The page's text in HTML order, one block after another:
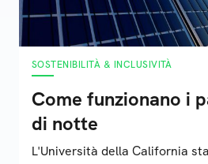
SOSTENIBILITÀ & INCLUSIVITÀ
Come funzionano i
di notte
L'Università della California